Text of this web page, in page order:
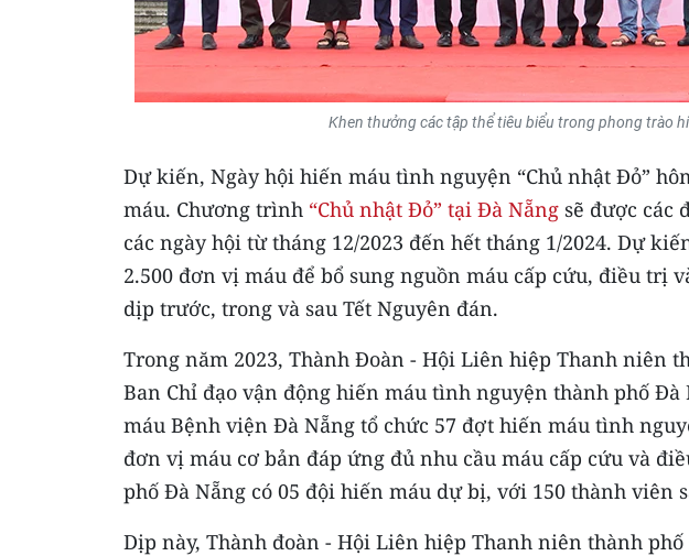
Khen thưởng các tập thể tiêu biểu trong phong trào
Dự kiến, Ngày hội hiến máu tình nguyện “Chủ nhật Đỏ”
máu. Chương trình “Chủ nhật Đỏ” tại Đà Nẵng sẽ được các
các ngày hội từ tháng 12/2023 đến hết tháng 1/2024. Dự
2.500 đơn vị máu để bổ sung nguồn máu cấp cứu, điều trị
dịp trước, trong và sau Tết Nguyên đán.
Trong năm 2023, Thành Đoàn - Hội Liên hiệp Thanh niên
Ban Chỉ đạo vận động hiến máu tình nguyện thành phố Đà
máu Bệnh viện Đà Nẵng tổ chức 57 đợt hiến máu tình
đơn vị máu cơ bản đáp ứng đủ nhu cầu máu cấp cứu và
phố Đà Nẵng có 05 đội hiến máu dự bị, với 150 thành viên
Dịp này, Thành đoàn - Hội Liên hiệp Thanh niên thành